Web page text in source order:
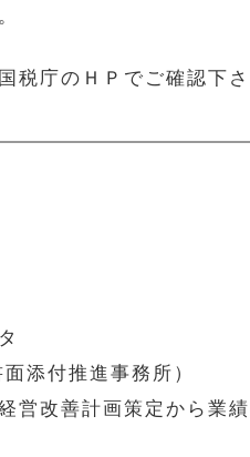
庁のＨＰでご確認下さ
添付推進事務所）
営改善計画策定から業